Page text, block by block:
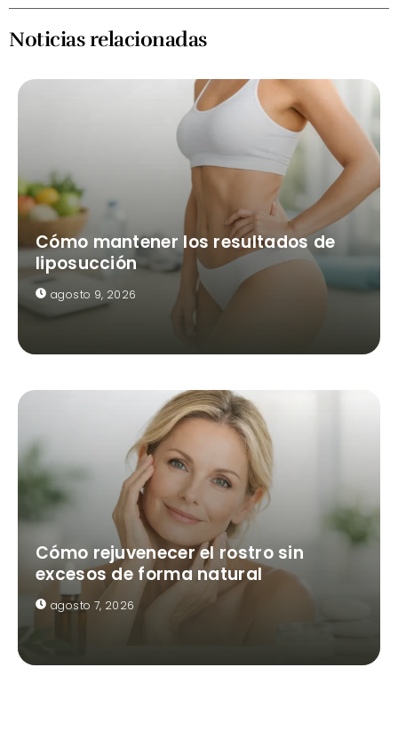
Noticias relacionadas
Cómo mantener los resultados de
liposucción
agosto 9, 2026
Cómo rejuvenecer el rostro sin
excesos de forma natural
agosto 7, 2026